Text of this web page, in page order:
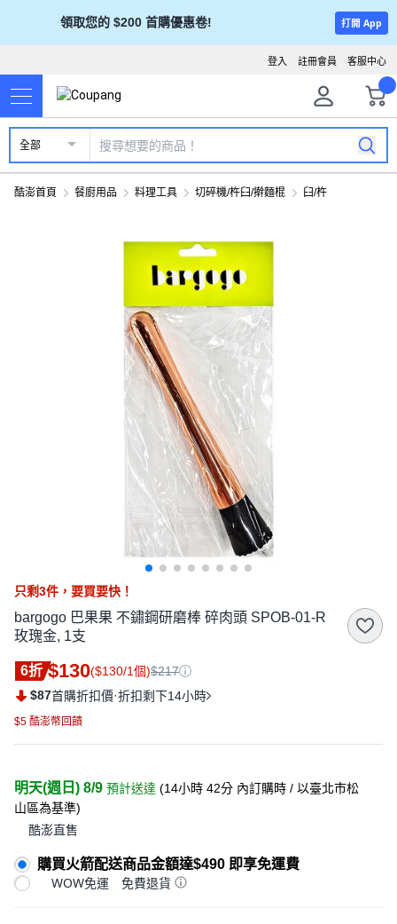
領取您的 $200 首購優惠卷! 打開 App
客服中心
註冊會員
登入
全部
酷澎首頁 餐廚用品 料理工具 切碎機/杵臼/擀麵棍 臼/杵
只剩3件， 要買要快！
bargogo 巴果果 不鏽鋼研磨棒 碎肉頭 SPOB-01-R
玫瑰金, 1支
6折 $130($130/1個)$217
$87首購折扣價·折扣剩下14小時
$5 酷澎幣回饋
明天(週日) 8/9 預計送達 (14小時 42分 內訂購時 / 以臺北市松
山區為基準)
酷澎直售
購買火箭配送商品金額達$490 即享免運費
WOW免運 免費退貨